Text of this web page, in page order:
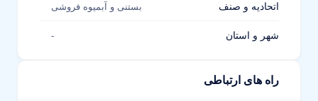
اتحادیه و صنف بستنی و آبمیوه فروشی
شهر و استان -
راه های ارتباطی